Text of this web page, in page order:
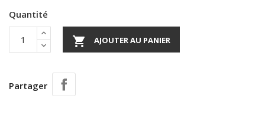
Quantité
 AJOUTER AU PANIER
Partager